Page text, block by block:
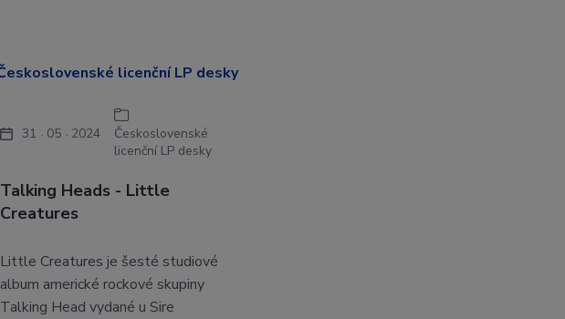
Talking Heads - Little
Creatures
31 05 2024
Československé
licenční LP desky
Little Creatures je šesté studiové
album americké rockové skupiny
Talking Head vydané u Sire